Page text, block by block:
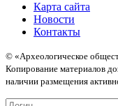
Карта сайта
Новости
Контакты
© «Археологическое
Копирование материалов
наличии размещения